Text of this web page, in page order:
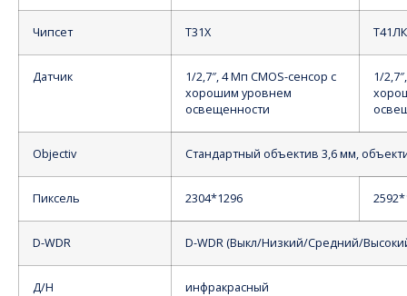
Чипсет Т31Х Т41ЛК
Датчик
1/2,7″, 4 Мп CMOS-сенсор с
хорошим уровнем
освещенности
1/
Objectiv Стандартный объектив 3,6 мм,
Пиксель 2304*1296
D-WDR D-WDR (Выкл/Низкий/Средний/
Д/Н инфракрасный